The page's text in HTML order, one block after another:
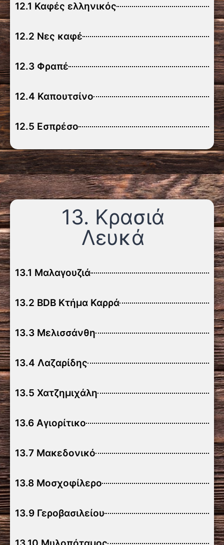
12.1 Καφές ελληνικός
12.2 Νες καφέ
12.3 Φραπέ
12.4 Καπουτσίνο
12.5 Εσπρέσο
13. Κρασιά
Λευκά
13.1 Μαλαγουζιά
13.2 BDB Κτήμα Καρρά
13.3 Μελισσάνθη
13.4 Λαζαρίδης
13.5 Χατζημιχάλη
13.6 Αγιορίτικο
13.7 Μακεδονικό
13.8 Μοσχοφίλερο
13.9 Γεροβασιλείου